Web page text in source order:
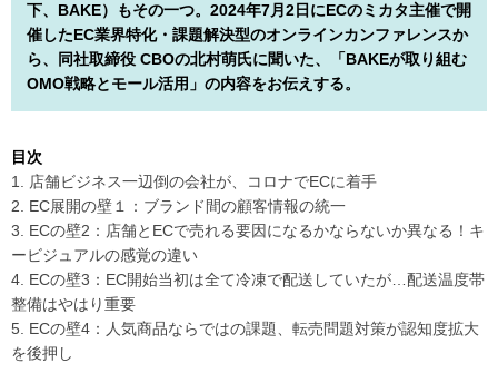
下、BAKE）もその一つ。2024年7月2日にECのミカタ主催で開
催したEC業界特化・課題解決型のオンラインカンファレンスか
ら、同社取締役 CBOの北村萌氏に聞いた、「BAKEが取り組む
OMO戦略とモール活用」の内容をお伝えする。
目次
1. 店舗ビジネス一辺倒の会社が、コロナでECに着手
2. EC展開の壁１：ブランド間の顧客情報の統一
3. ECの壁2：店舗とECで売れる要因になるかならないか異なる！キ
ービジュアルの感覚の違い
4. ECの壁3：EC開始当初は全て冷凍で配送していたが…配送温度帯
整備はやはり重要
5. ECの壁4：人気商品ならではの課題、転売問題対策が認知度拡大
を後押し